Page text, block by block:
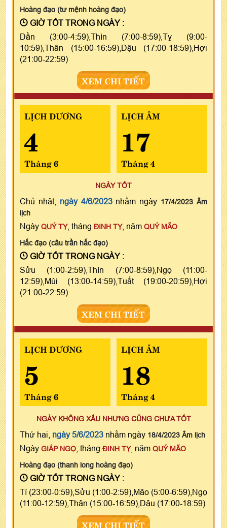
Hoàng đạo (tư mệnh hoàng đạo)
GIỜ TỐT TRONG NGÀY :
Dần (3:00-4:59),Thìn (7:00-8:59),Tỵ (9:00-
10:59),Thân (15:00-16:59),Dậu (17:00-18:59),Hợi
(21:00-22:59)
XEM CHI TIẾT
LỊCH DƯƠNG
4
Tháng 6
LỊCH ÂM
17
Tháng 4
NGÀY TỐT
Chủ nhật, ngày 4/6/2023nhằm ngày 17/4/2023 Âm
lịch
Ngày QUÝ TỴ, tháng ĐINH TỴ, năm QUÝ MÃO
Hắc đạo (câu trần hắc đạo)
GIỜ TỐT TRONG NGÀY :
Sửu (1:00-2:59),Thìn (7:00-8:59),Ngọ (11:00-
12:59),Mùi (13:00-14:59),Tuất (19:00-20:59),Hợi
(21:00-22:59)
XEM CHI TIẾT
LỊCH DƯƠNG
5
Tháng 6
LỊCH ÂM
18
Tháng 4
NGÀY KHÔNG XẤU NHƯNG CŨNG CHƯA TỐT
Thứ hai, ngày 5/6/2023 nhằm ngày 18/4/2023 Âm lịch
Ngày GIÁP NGỌ , tháng ĐINH TỴ, năm QUÝ MÃO
Hoàng đạo (thanh long hoàng đạo)
GIỜ TỐT TRONG NGÀY :
Tí (23:00-0:59),Sửu (1:00-2:59),Mão (5:00-6:59),Ngọ
(11:00-12:59),Thân (15:00-16:59),Dậu (17:00-18:59)
XEM CHI TIẾT